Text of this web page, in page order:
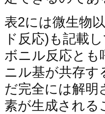
表2には微生物
ド反応)も記載
ボニル反応とも
ニル基が共存す
だ完全には解明
素が生成される